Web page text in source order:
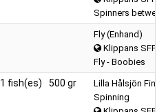
Spinners
Fly (Enhand)
Klippans SFF
Fly - Boobies
1 fish(es) 500 gr
Lilla Hålsjön Fin
Spinning